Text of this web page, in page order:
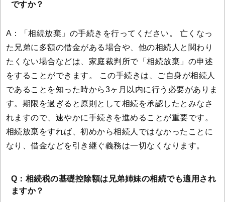
ですか？
A：「相続放棄」の手続きを行ってください。 亡くなっ
た兄弟に多額の借金がある場合や、他の相続人と関わり
たくない場合などは、家庭裁判所で「相続放棄」の申述
をすることができます。 この手続きは、ご自身が相続人
であることを知った時から3ヶ月以内に行う必要がありま
す。期限を過ぎると原則として相続を承認したとみなさ
れますので、速やかに手続きを進めることが重要です。
相続放棄をすれば、初めから相続人ではなかったことに
なり、借金などを引き継ぐ義務は一切なくなります。
Q：相続税の基礎控除額は兄弟姉妹の相続でも適用され
ますか？